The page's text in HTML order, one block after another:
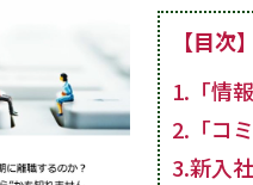
【目次】
1.「情
2.「コ
3.新入